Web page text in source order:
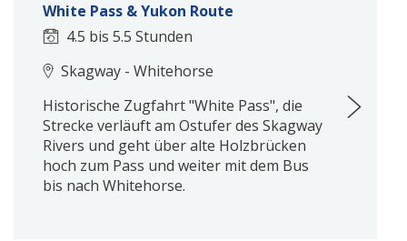
White Pass & Yukon Route
4.5 bis 5.5 Stunden
Skagway - Whitehorse
Historische Zugfahrt "White Pass", die
Strecke verläuft am Ostufer des Skagway
Rivers und geht über alte Holzbrücken
hoch zum Pass und weiter mit dem Bus
bis nach Whitehorse.